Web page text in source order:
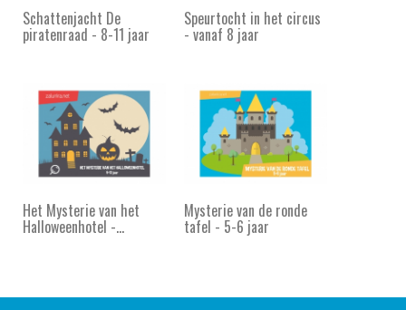
Schattenjacht De
piratenraad - 8-11 jaar
Speurtocht in het circus
- vanaf 8 jaar
Het Mysterie van het
Halloweenhotel -...
Mysterie van de ronde
tafel - 5-6 jaar